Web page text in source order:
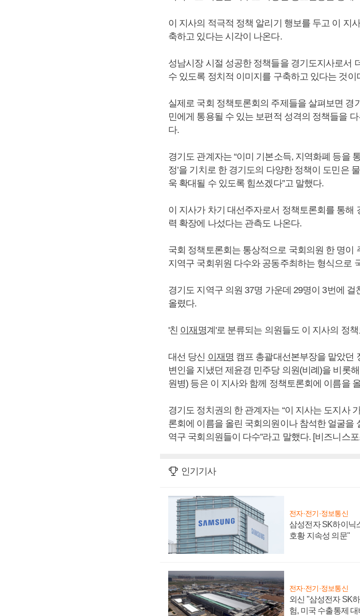
이 지사의 적극적 정책 알리기 행보를 두고 이 지
축하고 있다는 시각이 나온다.
성남시장 시절 성공한 정책들을 경기도지사로서
수 있도록 정치적 이미지를 구축하고 있다는 것이
실제로 국회 정책토론회의 주제들을 살펴보면 경
민에게 통용될 수 있는 보편적 성격의 정책들을
다.
경기도 관계자는 “이미 기본소득, 지역화폐 등을 통
정’을 기치로 한 경기도의 다양한 정책이 도민은
욱 확대될 수 있도록 힘쓰겠다”고 말했다.
이 지사가 차기 대선주자로서 정책토론회를 통해
력 확장에 나섰다는 관측도 나온다.
국회 정책토론회는 통상적으로 국회의원 한 명이
지역구 국회위원 다수와 공동주최하는 형식으로
경기도 지역구 의원 37명 가운데 29명이 3번에
올렸다.
'친 이재명계'로 분류되는 의원들도 이 지사의 정
대선 당신 이재명 캠프 총괄대선본부장을 맡았던
변인을 지냈던 제윤경 민주당 의원(비례)을 비롯
원병) 등은 이 지사와 함께 정책토론회에 이름을
경기도 정치권의 한 관계자는 “이 지사는 도지사
론회에 이름을 올린 국회의원이나 참석한 얼굴을
역구 국회의원들이 다수”라고 말했다. [비즈니스
인기기사
전자·전기·정보통신
삼성전자 SK하이닉
호황 지속성 의문"
전자·전기·정보통신
외신 "삼성전자 SK
험, 미국 수출통제 대